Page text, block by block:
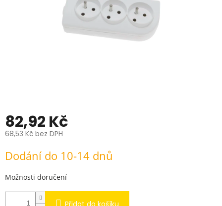
82,92 Kč
68,53 Kč bez DPH
cena:
Dodání do 10-14 dnů
Možnosti doručení
Přidat do košíku